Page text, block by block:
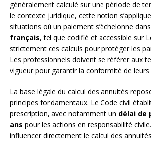
généralement calculé sur une période de
le contexte juridique, cette notion
situations où un paiement s’échelonne
français, tel que codifié et accessible sur
strictement ces calculs pour protéger les
Les professionnels doivent se référer aux
vigueur pour garantir la conformité de leurs
La base légale du calcul des annuités
principes fondamentaux. Le Code civil
prescription, avec notamment un délai de
ans pour les actions en responsabilité
influencer directement le calcul des